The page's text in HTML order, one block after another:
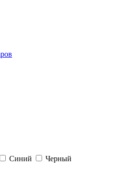
Синий
Черный